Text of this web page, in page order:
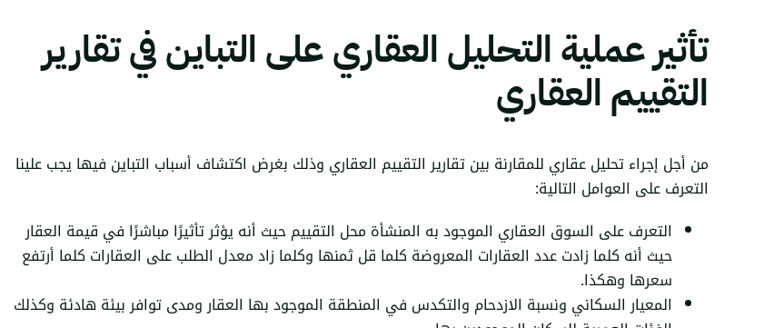
تأثير عملية التحليل العقاري على التباين في تقارير
التقييم العقاري
من أجل إجراء تحليل عقاري للمقارنة بين تقارير التقييم العقاري وذلك بغرض اكتشاف أسباب التباين فيها يجب علينا
التعرف على العوامل التالية:
التعرف على السوق العقاري الموجود به المنشأة محل التقييم حيث أنه يؤثر تأثيرًا مباشرًا في قيمة العقار
حيث أنه كلما زادت عدد العقارات المعروضة كلما قل ثمنها وكلما زاد معدل الطلب على العقارات كلما أرتفع
سعرها وهكذا.
المعيار السكاني ونسبة الازدحام والتكدس في المنطقة الموجود بها العقار ومدى توافر بيئة هادئة وكذلك